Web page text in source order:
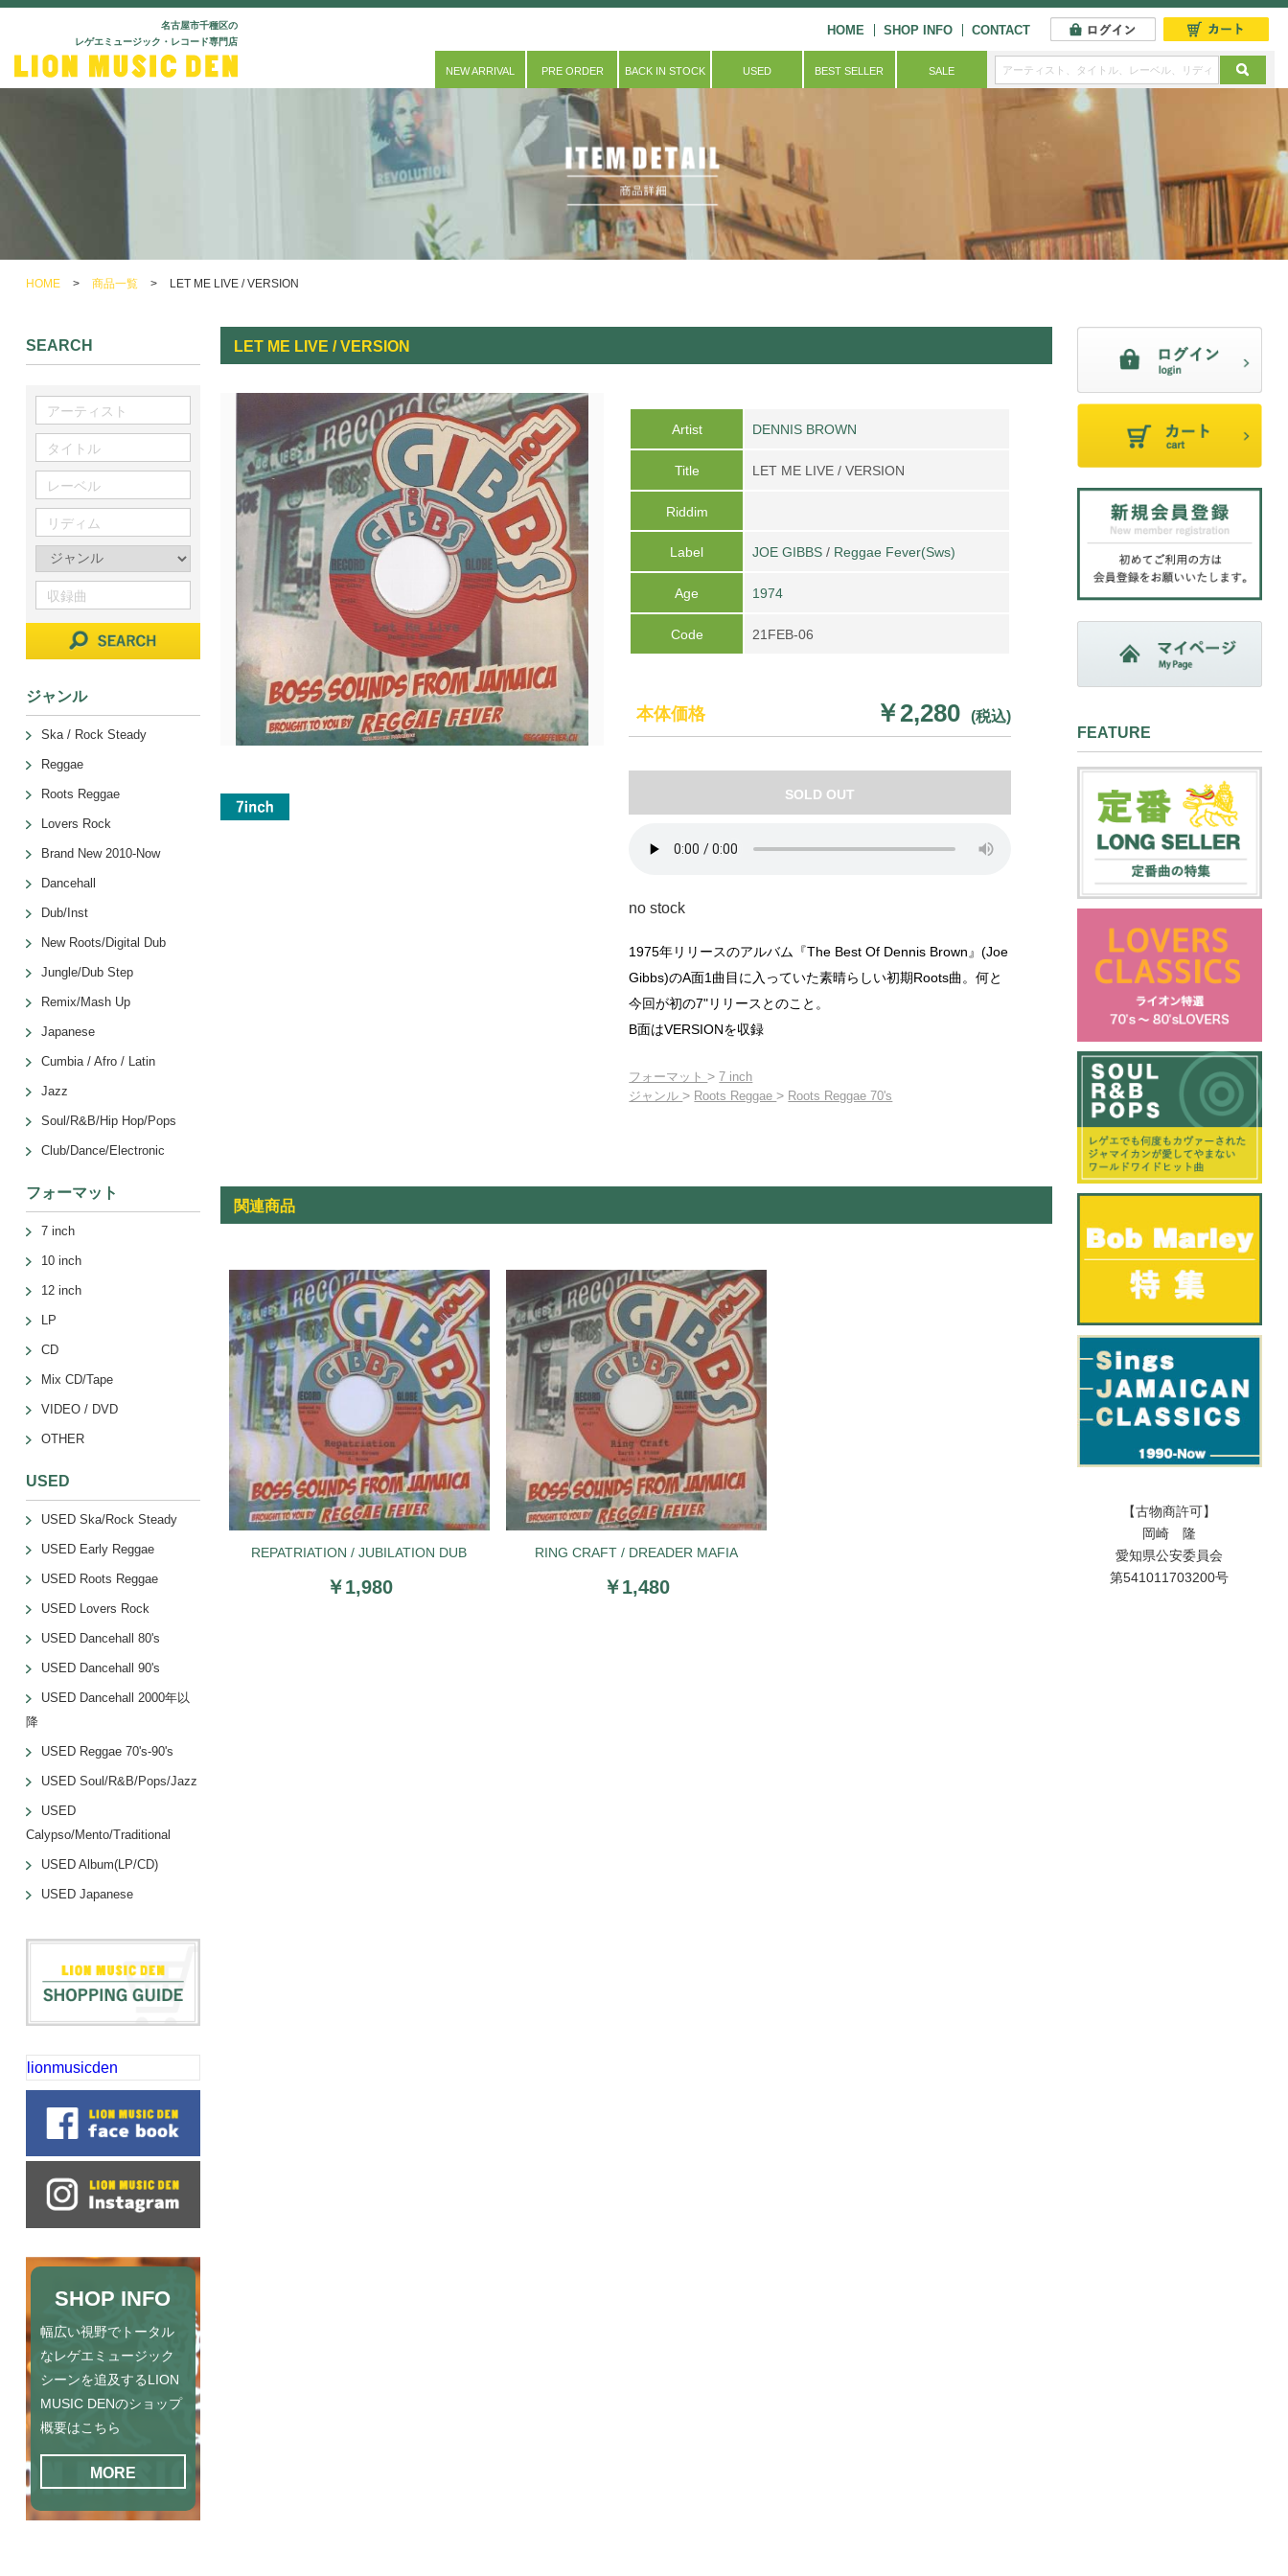
名古屋市千種区の
レゲエミュージック・レコード専門店
HOME SHOP INFO CONTACT
NEW ARRIVAL PRE ORDER BACK IN STOCK USED BEST SELLER SALE
HOME > 商品一覧 > LET ME LIVE / VERSION
LET ME LIVE / VERSION
Artist DENNIS BROWN
Title LET ME LIVE / VERSION
Riddim
Label JOE GIBBS / Reggae Fever(Sws)
Age 1974
Code 21FEB-06
本体価格 ￥2,280 (税込)
SOLD OUT
no stock
1975年リリースのアルバム『The Best Of Dennis Brown』(Joe
Gibbs)のA面1曲目に入っていた素晴らしい初期Roots曲。何と
今回が初の7"リリースとのこと。
B面はVERSIONを収録
フォーマット>7 inch
ジャンル> Roots Reggae> Roots Reggae 70's
関連商品
REPATRIATION / JUBILATION DUB
￥1,980
RING CRAFT / DREADER MAFIA
￥1,480
SEARCH
ジャンル
Ska / Rock Steady
Reggae
Roots Reggae
Lovers Rock
Brand New 2010-Now
Dancehall
Dub/Inst
New Roots/Digital Dub
Jungle/Dub Step
Remix/Mash Up
Japanese
Cumbia / Afro / Latin
Jazz
Soul/R&B/Hip Hop/Pops
Club/Dance/Electronic
フォーマット
7 inch
10 inch
12 inch
LP
CD
Mix CD/Tape
VIDEO / DVD
OTHER
USED
USED Ska/Rock Steady
USED Early Reggae
USED Roots Reggae
USED Lovers Rock
USED Dancehall 80's
USED Dancehall 90's
USED Dancehall 2000年以
降
USED Reggae 70's-90's
USED Soul/R&B/Pops/Jazz
USED
Calypso/Mento/Traditional
USED Album(LP/CD)
USED Japanese
lionmusicden
SHOP INFO
幅広い視野でトータル
なレゲエミュージック
シーンを追及するLION
MUSIC DENのショップ
概要はこちら
MORE
FEATURE
【古物商許可】
岡崎 隆
愛知県公安委員会
第541011703200号